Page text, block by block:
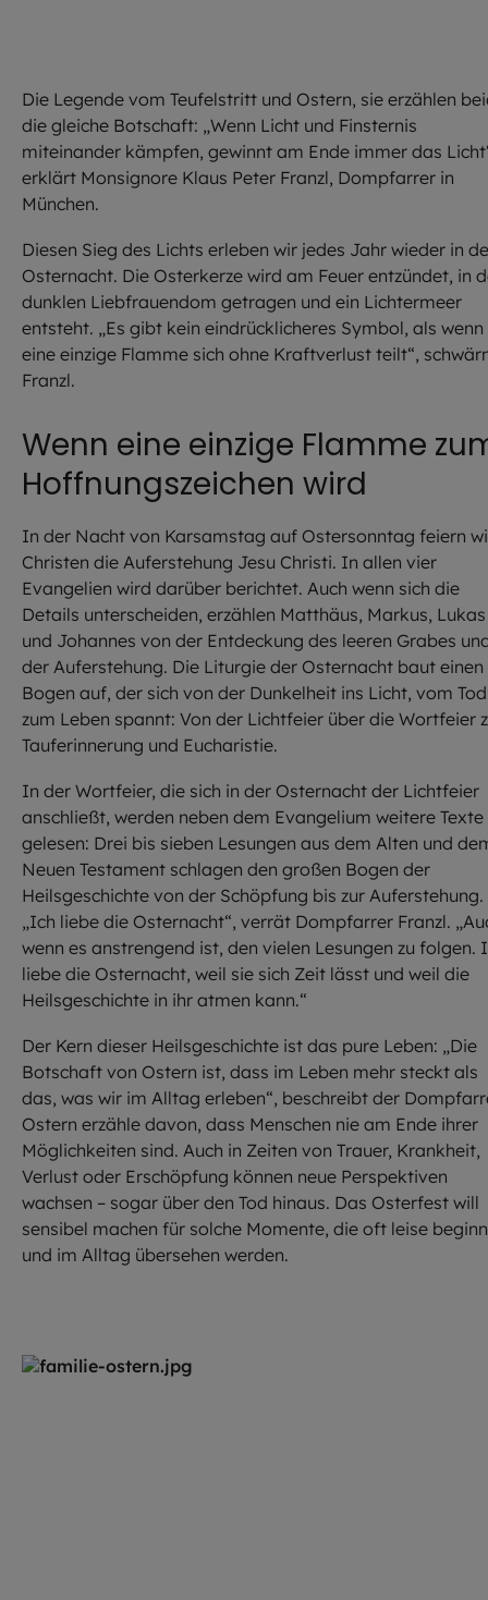
Die Legende vom Teufelstritt und Ostern, sie erzählen
die gleiche Botschaft: „Wenn Licht und Finsternis
miteinander kämpfen, gewinnt am Ende immer das
erklärt Monsignore Klaus Peter Franzl, Dompfarrer in
München.
Diesen Sieg des Lichts erleben wir jedes Jahr wieder in
Osternacht. Die Osterkerze wird am Feuer entzündet, in
dunklen Liebfrauendom getragen und ein Lichtermeer
entsteht. „Es gibt kein eindrücklicheres Symbol, als wenn
eine einzige Flamme sich ohne Kraftverlust teilt“,
Franzl.
Wenn eine einzige Flamme
Hoffnungszeichen wird
In der Nacht von Karsamstag auf Ostersonntag feiern
Christen die Auferstehung Jesu Christi. In allen vier
Evangelien wird darüber berichtet. Auch wenn sich die
Details unterscheiden, erzählen Matthäus, Markus, Lukas
und Johannes von der Entdeckung des leeren Grabes
der Auferstehung. Die Liturgie der Osternacht baut einen
Bogen auf, der sich von der Dunkelheit ins Licht, vom Tod
zum Leben spannt: Von der Lichtfeier über die Wortfeier
Tauferinnerung und Eucharistie.
In der Wortfeier, die sich in der Osternacht der Lichtfeier
anschließt, werden neben dem Evangelium weitere Texte
gelesen: Drei bis sieben Lesungen aus dem Alten und
Neuen Testament schlagen den großen Bogen der
Heilsgeschichte von der Schöpfung bis zur Auferstehung.
„Ich liebe die Osternacht“, verrät Dompfarrer Franzl.
wenn es anstrengend ist, den vielen Lesungen zu folgen.
liebe die Osternacht, weil sie sich Zeit lässt und weil die
Heilsgeschichte in ihr atmen kann.“
Der Kern dieser Heilsgeschichte ist das pure Leben: „Die
Botschaft von Ostern ist, dass im Leben mehr steckt als
das, was wir im Alltag erleben“, beschreibt der
Ostern erzähle davon, dass Menschen nie am Ende ihrer
Möglichkeiten sind. Auch in Zeiten von Trauer, Krankheit,
Verlust oder Erschöpfung können neue Perspektiven
wachsen – sogar über den Tod hinaus. Das Osterfest will
sensibel machen für solche Momente, die oft leise
und im Alltag übersehen werden.